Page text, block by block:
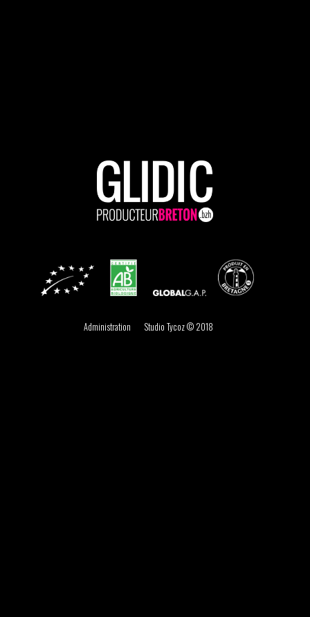
Administration Studio Tycoz © 2018